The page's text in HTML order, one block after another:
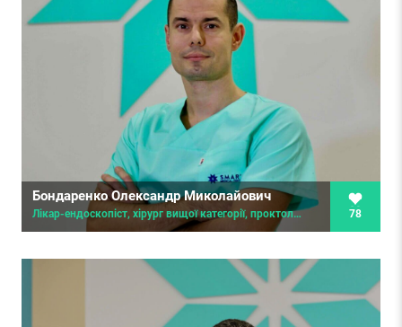
78
Бондаренко Олександр Миколайович
Лікар-ендоскопіст, хірург вищої категорії, проктолог, лікар ультразвукової діагностики, лікар-онколог